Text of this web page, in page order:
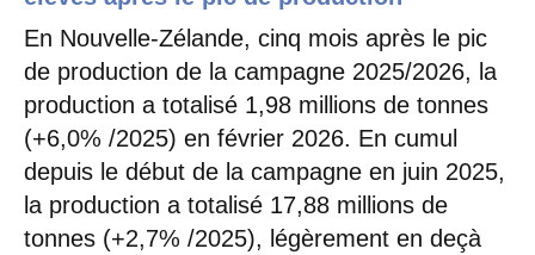
En Nouvelle-Zélande, cinq mois après le pic
de production de la campagne 2025/2026, la
production a totalisé 1,98 millions de tonnes
(+6,0% /2025) en février 2026. En cumul
depuis le début de la campagne en juin 2025,
la production a totalisé 17,88 millions de
tonnes (+2,7% /2025), légèrement en deçà